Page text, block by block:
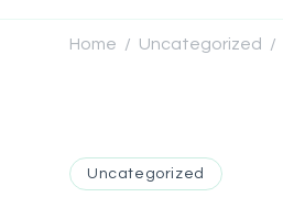
Home / Uncategorized /
Uncategorized